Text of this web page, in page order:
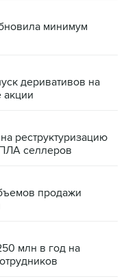
минимум
деривативов на
акции
реструктуризацию
селлеров
продажи
млн в год на